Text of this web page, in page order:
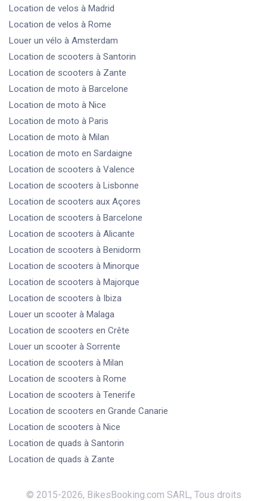
Location de velos à Madrid
Location de velos à Rome
Louer un vélo à Amsterdam
Location de scooters à Santorin
Location de scooters à Zante
Location de moto à Barcelone
Location de moto à Nice
Location de moto à Paris
Location de moto à Milan
Location de moto en Sardaigne
Location de scooters à Valence
Location de scooters à Lisbonne
Location de scooters aux Açores
Location de scooters à Barcelone
Location de scooters à Alicante
Location de scooters à Benidorm
Location de scooters à Minorque
Location de scooters à Majorque
Location de scooters à Ibiza
Louer un scooter à Malaga
Location de scooters en Crête
Louer un scooter à Sorrente
Location de scooters à Milan
Location de scooters à Rome
Location de scooters à Tenerife
Location de scooters en Grande Canarie
Location de scooters à Nice
Location de quads à Santorin
Location de quads à Zante
© 2015-2026, BikesBooking.com SARL, Tous droits